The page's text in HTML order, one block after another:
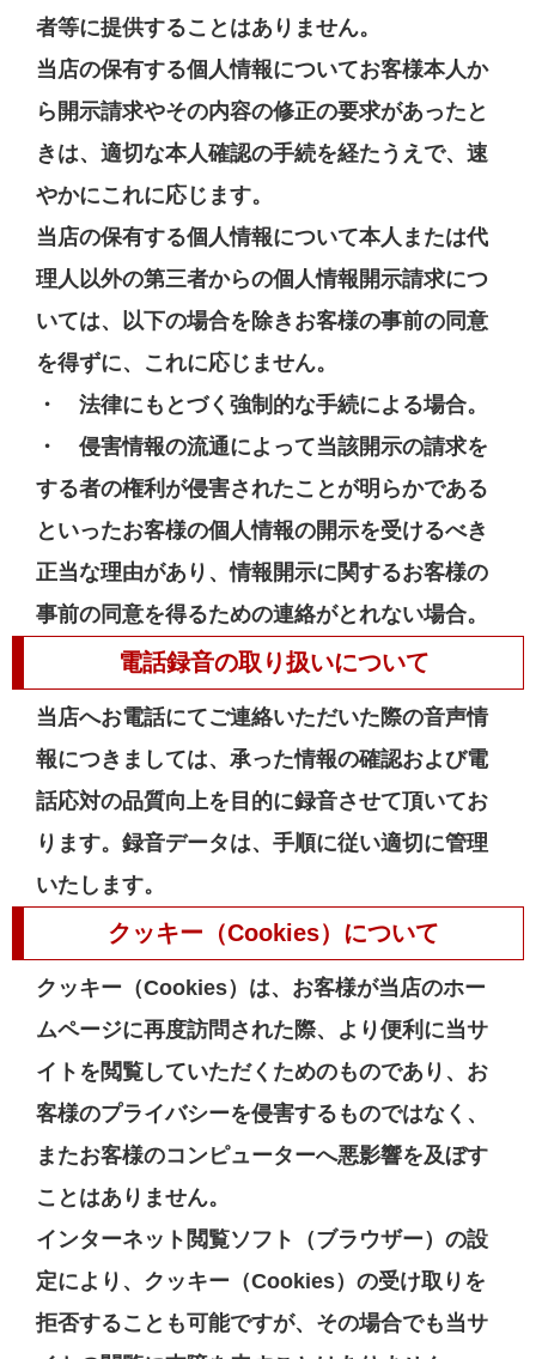
者等に提供することはありません。
当店の保有する個人情報についてお客様本人か
ら開示請求やその内容の修正の要求があったと
きは、適切な本人確認の手続を経たうえで、速
やかにこれに応じます。
当店の保有する個人情報について本人または代
理人以外の第三者からの個人情報開示請求につ
いては、以下の場合を除きお客様の事前の同意
を得ずに、これに応じません。
・ 法律にもとづく強制的な手続による場合。
・ 侵害情報の流通によって当該開示の請求を
する者の権利が侵害されたことが明らかである
といったお客様の個人情報の開示を受けるべき
正当な理由があり、情報開示に関するお客様の
事前の同意を得るための連絡がとれない場合。
電話録音の取り扱いについて
当店へお電話にてご連絡いただいた際の音声情
報につきましては、承った情報の確認および電
話応対の品質向上を目的に録音させて頂いてお
ります。録音データは、手順に従い適切に管理
いたします。
クッキー（Cookies）について
クッキー（Cookies）は、お客様が当店のホー
ムページに再度訪問された際、より便利に当サ
イトを閲覧していただくためのものであり、お
客様のプライバシーを侵害するものではなく、
またお客様のコンピューターへ悪影響を及ぼす
ことはありません。
インターネット閲覧ソフト（ブラウザー）の設
定により、クッキー（Cookies）の受け取りを
拒否することも可能ですが、その場合でも当サ